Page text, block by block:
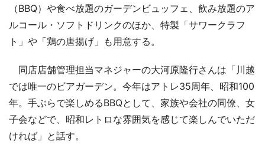
（BBQ）や食べ放題のガーデンビュッフェ、飲み放題のア
ルコール・ソフトドリンクのほか、特製「サワークラフ
ト」や「鶏の唐揚げ」も用意する。
同店店舗管理担当マネジャーの大河原隆行さんは「川越
では唯一のビアガーデン。今年はアトレ35周年、昭和100
年。手ぶらで楽しめるBBQとして、家族や会社の同僚、女
子会などで、昭和レトロな雰囲気を感じて楽しんでいただ
ければ」と話す。